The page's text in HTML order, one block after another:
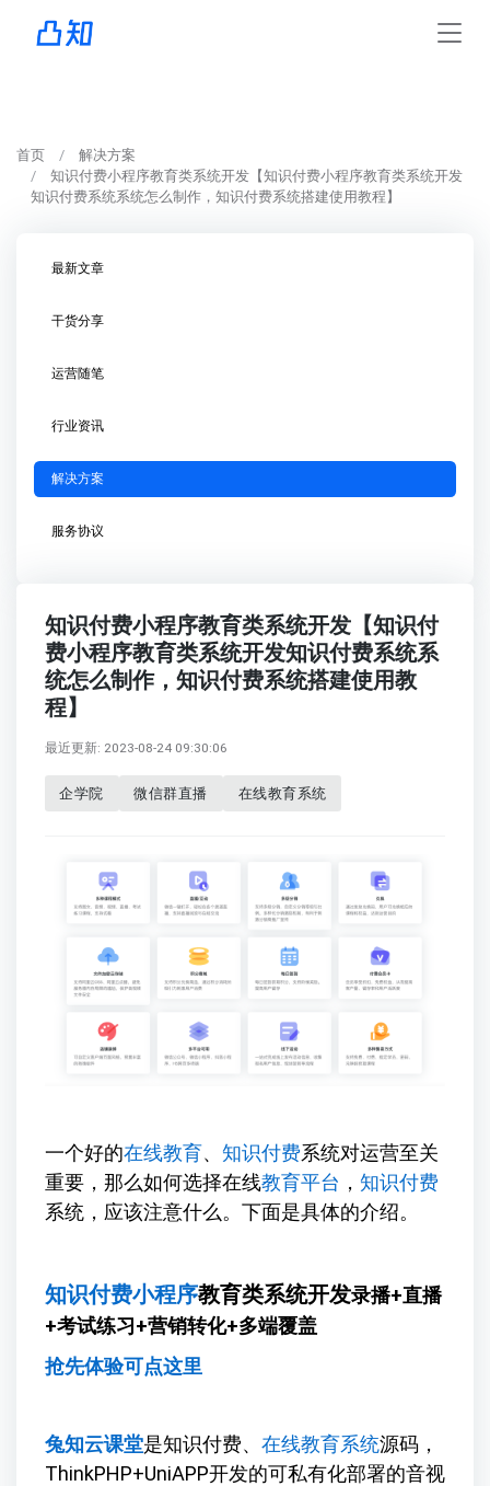
首页
解决方案
知识付费小程序教育类系统开发【知识付费小程序教育类系统开发
知识付费系统系统怎么制作，知识付费系统搭建使用教程】
最新文章
干货分享
运营随笔
行业资讯
解决方案
服务协议
知识付费小程序教育类系统开发【知识付
费小程序教育类系统开发知识付费系统系
统怎么制作，知识付费系统搭建使用教
程】
最近更新: 2023-08-24 09:30:06
企学院 微信群直播 在线教育系统
一个好的在线教育、 知识付费系统对运营至关
重要，那么如何选择在线教育平台 ， 知识付费
系统，应该注意什么。下面是具体的介绍。
知识付费小程序教育类系统开发录播+直播
+考试练习+营销转化+多端覆盖
抢先体验可点这里
兔知云课堂是知识付费、 在线教育系统源码，
ThinkPHP+UniAPP开发的可私有化部署的音视